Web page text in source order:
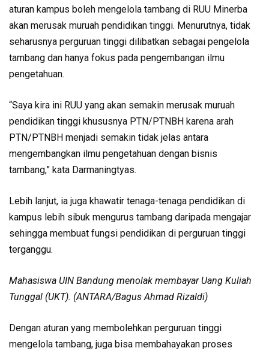
aturan kampus boleh mengelola tambang di RUU Minerba
akan merusak muruah pendidikan tinggi. Menurutnya, tidak
seharusnya perguruan tinggi dilibatkan sebagai pengelola
tambang dan hanya fokus pada pengembangan ilmu
pengetahuan.
“Saya kira ini RUU yang akan semakin merusak muruah
pendidikan tinggi khususnya PTN/PTNBH karena arah
PTN/PTNBH menjadi semakin tidak jelas antara
mengembangkan ilmu pengetahuan dengan bisnis
tambang,” kata Darmaningtyas.
Lebih lanjut, ia juga khawatir tenaga-tenaga pendidikan di
kampus lebih sibuk mengurus tambang daripada mengajar
sehingga membuat fungsi pendidikan di perguruan tinggi
terganggu.
Mahasiswa UIN Bandung menolak membayar Uang Kuliah
Tunggal (UKT). (ANTARA/Bagus Ahmad Rizaldi)
Dengan aturan yang membolehkan perguruan tinggi
mengelola tambang, juga bisa membahayakan proses